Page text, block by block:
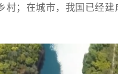
村；在城市，我国已经